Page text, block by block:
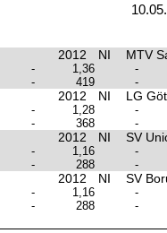
2012 NI MTV
- 1,36
-
- 419 -
2012 NI LG
- 1,28
-
- 368 -
2012 NI SV
- 1,16
-
- 288 -
2012 NI SV
- 1,16
-
- 288 -